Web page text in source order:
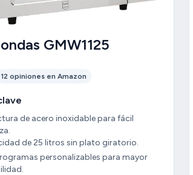
GMW1125
12 opiniones en Amazon
de acero inoxidable para fácil
de 25 litros sin plato giratorio.
personalizables para mayor